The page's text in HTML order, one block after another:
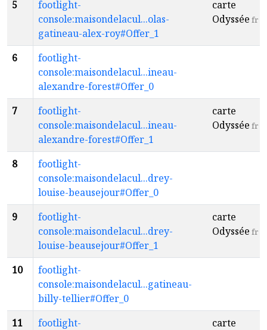
5
footlight-
console:maisondelacul...olas-
gatineau-alex-roy#Offer_1
carte
Odyssée fr
6
footlight-
console:maisondelacul...ineau-
alexandre-forest#Offer_0
7
footlight-
console:maisondelacul...ineau-
alexandre-forest#Offer_1
carte
Odyssée fr
8
footlight-
console:maisondelacul...drey-
louise-beausejour#Offer_0
9
footlight-
console:maisondelacul...drey-
louise-beausejour#Offer_1
carte
Odyssée fr
10
footlight-
console:maisondelacul...gatineau-
billy-tellier#Offer_0
11
footlight-
carte